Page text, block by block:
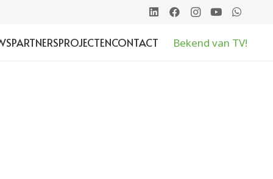
PARTNERSPROJECTENCONTACT Bekend van TV!